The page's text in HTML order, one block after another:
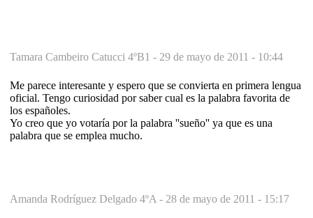
Tamara Cambeiro Catucci 4ºB1 - 29 de mayo de 2011 - 10:44
Me parece interesante y espero que se convierta en primera lengua
oficial. Tengo curiosidad por saber cual es la palabra favorita de
los españoles.
Yo creo que yo votaría por la palabra ''sueño'' ya que es una
palabra que se emplea mucho.
Amanda Rodríguez Delgado 4ºA - 28 de mayo de 2011 - 15:17